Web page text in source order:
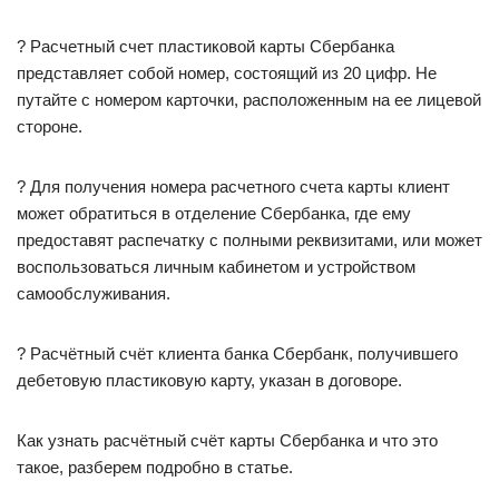
? Расчетный счет пластиковой карты Сбербанка
представляет собой номер, состоящий из 20 цифр. Не
путайте с номером карточки, расположенным на ее лицевой
стороне.
? Для получения номера расчетного счета карты клиент
может обратиться в отделение Сбербанка, где ему
предоставят распечатку с полными реквизитами, или может
воспользоваться личным кабинетом и устройством
самообслуживания.
? Расчётный счёт клиента банка Сбербанк, получившего
дебетовую пластиковую карту, указан в договоре.
Как узнать расчётный счёт карты Сбербанка и что это
такое, разберем подробно в статье.